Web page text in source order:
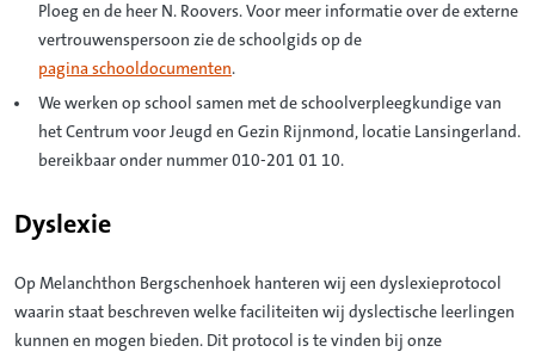
Ploeg en de heer N. Roovers. Voor meer informatie over de externe
vertrouwenspersoon zie de schoolgids op de
pagina schooldocumenten.
We werken op school samen met de schoolverpleegkundige van
het Centrum voor Jeugd en Gezin Rijnmond, locatie Lansingerland.
bereikbaar onder nummer 010-201 01 10.
Dyslexie
Op Melanchthon Bergschenhoek hanteren wij een dyslexieprotocol
waarin staat beschreven welke faciliteiten wij dyslectische leerlingen
kunnen en mogen bieden. Dit protocol is te vinden bij onze